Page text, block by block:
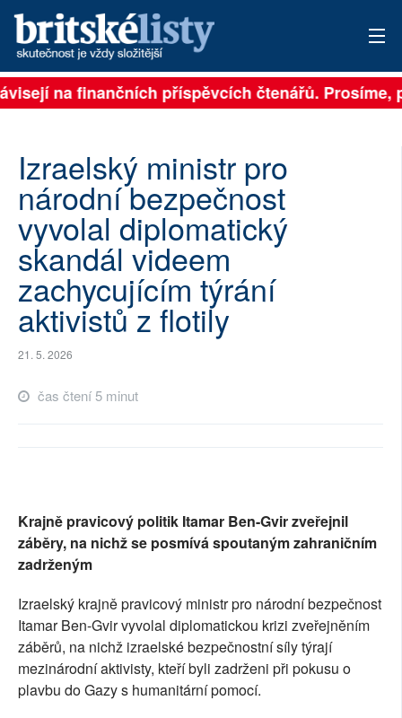
PŘIHLÁSIT
ARCHIV
ROZHOVORY
TÉMATA
NEJČTENĚJŠÍ ZA 7 DNÍ
na finančních příspěvcích čtenářů. Prosíme,
Izraelský ministr pro
národní bezpečnost
vyvolal diplomatický
skandál videem
zachycujícím týrání
aktivistů z flotily
21. 5. 2026
čas čtení 5 minut
Krajně pravicový politik Itamar Ben-Gvir zveřejnil
záběry, na nichž se posmívá spoutaným zahraničním
zadrženým
Izraelský krajně pravicový ministr pro národní bezpečnost
Itamar Ben-Gvir vyvolal diplomatickou krizi zveřejněním
záběrů, na nichž izraelské bezpečnostní síly týrají
mezinárodní aktivisty, kteří byli zadrženi při pokusu o
plavbu do Gazy s humanitární pomocí.